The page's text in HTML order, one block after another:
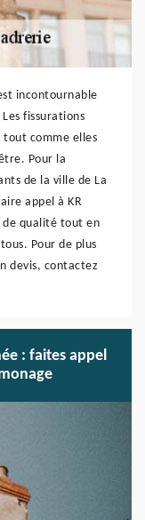
incontournable
fissurations
tout comme elles
Pour la
de la ville de La
appel à KR
de qualité tout en
Pour de plus
devis, contactez
: faites appel